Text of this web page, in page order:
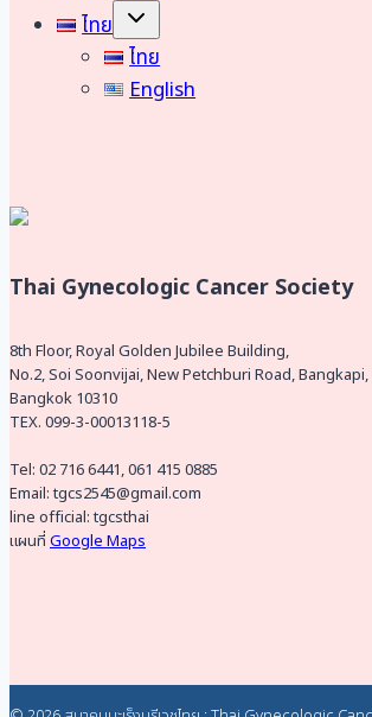
ไทย
Toggle
menu
ไทย
English
Thai Gynecologic Cancer Society
8th Floor, Royal Golden Jubilee Building,
No.2, Soi Soonvijai, New Petchburi Road,
Bangkok 10310
TEX. 099-3-00013118-5
Tel: 02 716 6441, 061 415 0885
Email: tgcs2545@gmail.com
line official: tgcsthai
แผนที่ Google Maps